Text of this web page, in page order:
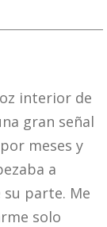
interior de
gran señal
meses y
a
parte. Me
solo